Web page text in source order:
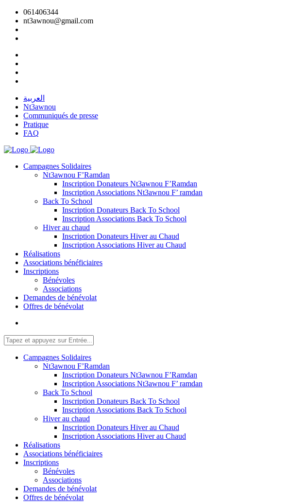
061406344
nt3awnou@gmail.com
العربية
Nt3awnou
Communiqués de presse
Pratique
FAQ
Campagnes Solidaires
Nt3awnou F’Ramdan
Inscription Donateurs Nt3awnou F’Ramdan
Inscription Associations Nt3awnou F’ ramdan
Back To School
Inscription Donateurs Back To School
Inscription Associations Back To School
Hiver au chaud
Inscription Donateurs Hiver au Chaud
Inscription Associations Hiver au Chaud
Réalisations
Associations bénéficiaires
Inscriptions
Bénévoles
Associations
Demandes de bénévolat
Offres de bénévolat
Campagnes Solidaires
Nt3awnou F’Ramdan
Inscription Donateurs Nt3awnou F’Ramdan
Inscription Associations Nt3awnou F’ ramdan
Back To School
Inscription Donateurs Back To School
Inscription Associations Back To School
Hiver au chaud
Inscription Donateurs Hiver au Chaud
Inscription Associations Hiver au Chaud
Réalisations
Associations bénéficiaires
Inscriptions
Bénévoles
Associations
Demandes de bénévolat
Offres de bénévolat